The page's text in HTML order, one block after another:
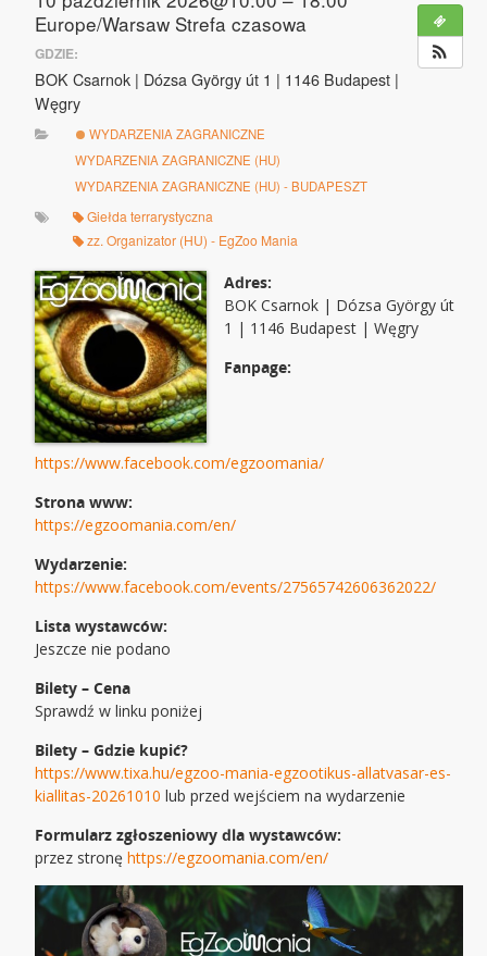
Europe/Warsaw Strefa czasowa
GDZIE:
BOK Csarnok | Dózsa György út 1 | 1146 Budapest |
Węgry
WYDARZENIA ZAGRANICZNE
WYDARZENIA ZAGRANICZNE (HU)
WYDARZENIA ZAGRANICZNE (HU) - BUDAPESZT
Giełda terrarystyczna
zz. Organizator (HU) - EgZoo Mania
Adres:
BOK Csarnok | Dózsa György út
1 | 1146 Budapest | Węgry
Fanpage:
https://www.facebook.com/egzoomania/
Strona www:
https://egzoomania.com/en/
Wydarzenie:
https://www.facebook.com/events/27565742606362022/
Lista wystawców:
Jeszcze nie podano
Bilety – Cena
Sprawdź w linku poniżej
Bilety – Gdzie kupić?
https://www.tixa.hu/egzoo-mania-egzootikus-allatvasar-es-
kiallitas-20261010 lub przed wejściem na wydarzenie
Formularz zgłoszeniowy dla wystawców:
przez stronęhttps://egzoomania.com/en/